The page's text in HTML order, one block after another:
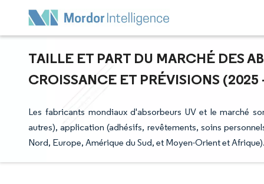
TAILLE ET PART DU MARCHÉ DES
CROISSANCE ET PRÉVISIONS (2025
Les fabricants mondiaux d'absorbeurs UV et le marché
autres), application (adhésifs, revêtements, soins
Nord, Europe, Amérique du Sud, et Moyen-Orient et Afrique).